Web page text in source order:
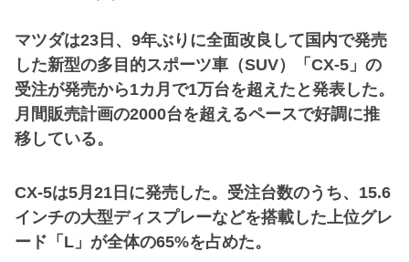
マツダは23日、9年ぶりに全面改良して国内で発売
した新型の多目的スポーツ車（SUV）「CX-5」の
受注が発売から1カ月で1万台を超えたと発表した。
月間販売計画の2000台を超えるペースで好調に推
移している。
CX-5は5月21日に発売した。受注台数のうち、15.6
インチの大型ディスプレーなどを搭載した上位グレ
ード「L」が全体の65%を占めた。